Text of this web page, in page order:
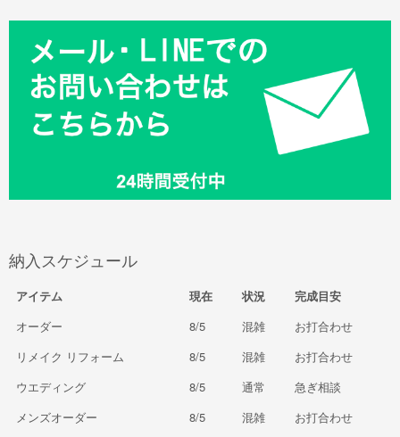
納入スケジュール
アイテム 現在 状況
完成目安
オーダー
8/5 混雑
お打合わせ
リメイク リフォーム
8/5 混雑
お打合わせ
ウエディング
8/5 通常
急ぎ相談
メンズオーダー
8/5 混雑
お打合わせ